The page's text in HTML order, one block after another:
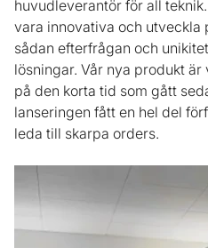
huvudleverantör för all
vara innovativa och utveckla
sådan efterfrågan och
lösningar. Vår nya produkt
på den korta tid som gått
lanseringen fått en hel del
leda till skarpa orders.